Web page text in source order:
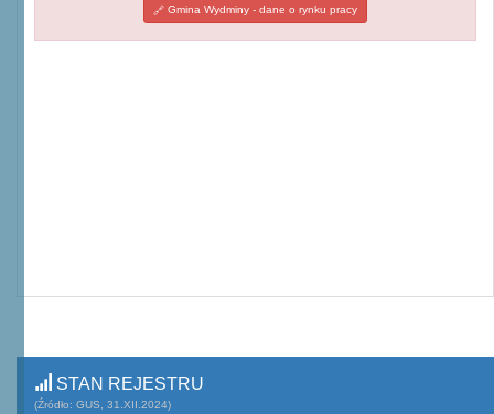
Gmina Wydminy - dane o rynku pracy
STAN REJESTRU
(Źródło: GUS, 31.XII.2024)